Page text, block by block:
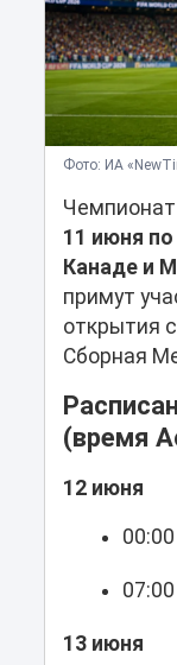
Фото: ИА
11 июня
Канаде и
примут
открытия
Сборная
(время
12 июня
13 июня